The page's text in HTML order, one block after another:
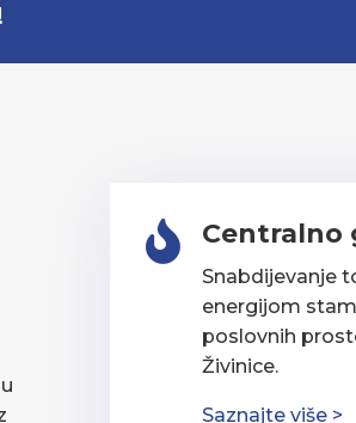
 Centralno
Snabdijevanje
energijom
poslovnih
Živinice.
Saznajte više >